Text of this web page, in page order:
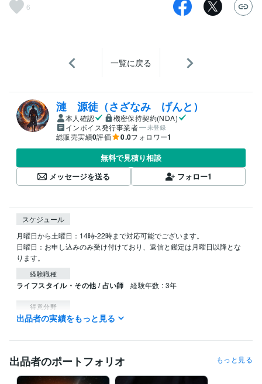
6
一覧に戻る
漣 源徒（さざなみ げんと）
本人確認
機密保持契約(NDA)
インボイス発行事業者
未登録
総販売実績0評価 0.0フォロワー1
無料で見積り相談
メッセージを送る
フォロー1
スケジュール
月曜日から土曜日：14時-22時まで対応可能でございます。
日曜日：お申し込みのみ受け付けており、返信と鑑定は月曜日以降とな
ります。
経験職種
ライフスタイル・その他 / 占い師 経験年数 : 3年
得意分野
占い タロット占い 西洋占星術
語学力
出品者の実績をもっと見る
出品者のポートフォリオ もっと見る